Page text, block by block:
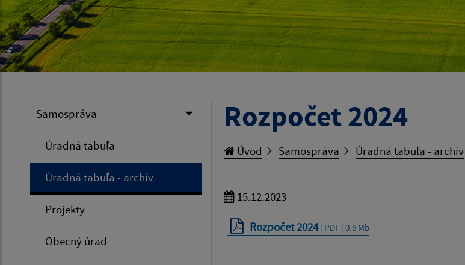
Samospráva
Úradná tabuľa
Úradná tabuľa - archív
Projekty
Obecný úrad
Rozpočet 2024
Úvod Samospráva Úradná tabuľa - archív
15.12.2023
Rozpočet 2024| PDF | 0.6 Mb